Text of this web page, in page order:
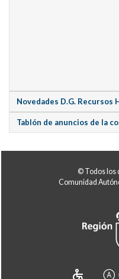
Novedades D.G. Recursos
Tablón de anuncios de la
© Todos los
Comunidad